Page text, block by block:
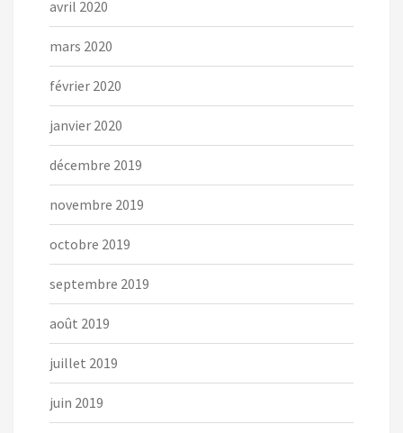
avril 2020
mars 2020
février 2020
janvier 2020
décembre 2019
novembre 2019
octobre 2019
septembre 2019
août 2019
juillet 2019
juin 2019